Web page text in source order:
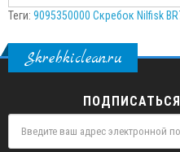
Теги: 9095350000 Скребок Nilfisk
Skrebkiclean.ru